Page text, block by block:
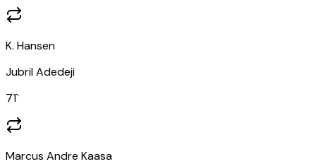
K. Hansen
Jubril Adedeji
71`
Marcus Andre Kaasa